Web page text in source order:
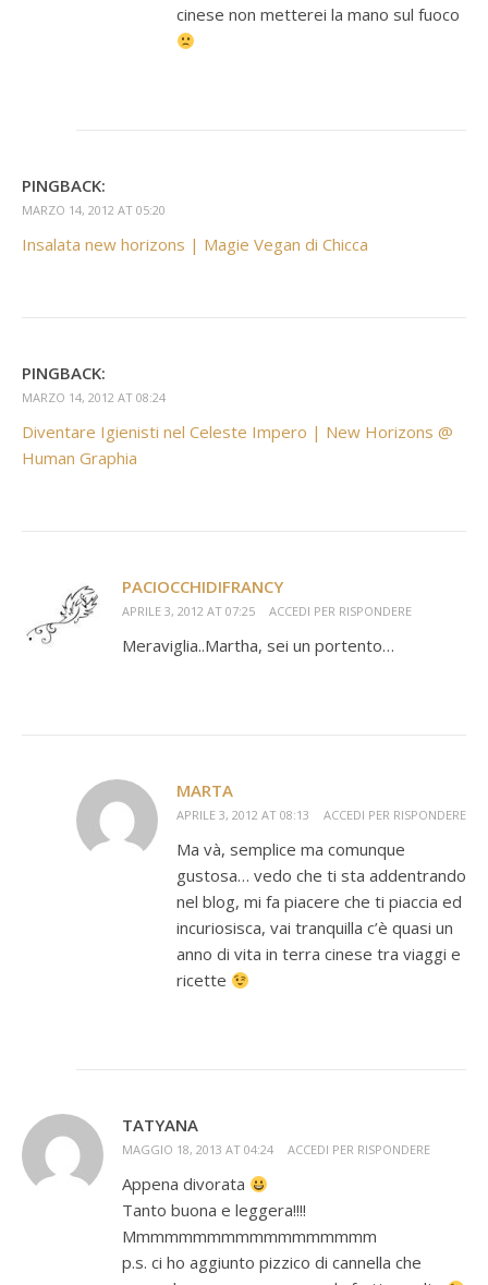
cinese non metterei la mano sul fuoco
PINGBACK:
MARZO 14, 2012 AT 05:20
Insalata new horizons | Magie Vegan di Chicca
PINGBACK:
MARZO 14, 2012 AT 08:24
Diventare Igienisti nel Celeste Impero | New Horizons @
Human Graphia
PACIOCCHIDIFRANCY
APRILE 3, 2012 AT 07:25 ACCEDI PER RISPONDERE
Meraviglia..Martha, sei un portento…
MARTA
APRILE 3, 2012 AT 08:13 ACCEDI PER RISPONDERE
Ma và, semplice ma comunque
gustosa… vedo che ti sta addentrando
nel blog, mi fa piacere che ti piaccia ed
incuriosisca, vai tranquilla c’è quasi un
anno di vita in terra cinese tra viaggi e
ricette
TATYANA
MAGGIO 18, 2013 AT 04:24 ACCEDI PER RISPONDERE
Appena divorata
Tanto buona e leggera!!!!
Mmmmmmmmmmmmmmmmmm
p.s. ci ho aggiunto pizzico di cannella che